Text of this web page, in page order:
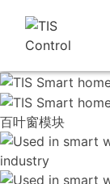
百叶窗模块